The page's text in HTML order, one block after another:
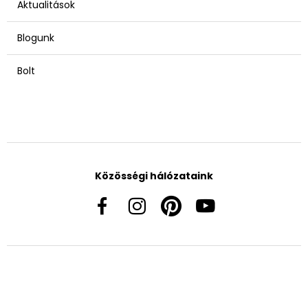
Aktualitások
Blogunk
Bolt
Közösségi hálózataink